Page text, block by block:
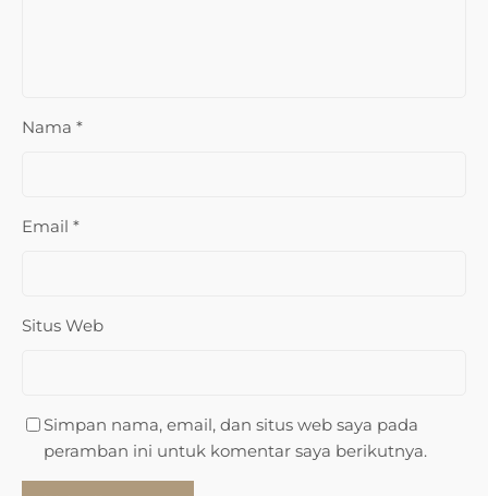
Nama *
Email *
Situs Web
Simpan nama, email, dan situs web saya pada
peramban ini untuk komentar saya berikutnya.